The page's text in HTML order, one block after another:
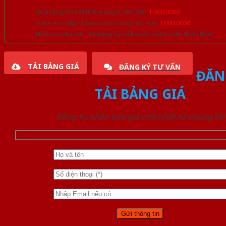
Quà tặng đồ nội thất trang trí lên đến 1.000.000đ
Giảm trực tiếp khi mua đơn hàng lớn hơn 3.000.000đ
Nhiều ưu đãi lớn khi đăng ký tài khoản thành viên thân thiết
TẢI BẢNG GIÁ ĐĂNG KÝ TƯ VẤN
TẢI BẢNG GIÁ
Đăng ký nhận báo giá mới nhất từ chúng tôi